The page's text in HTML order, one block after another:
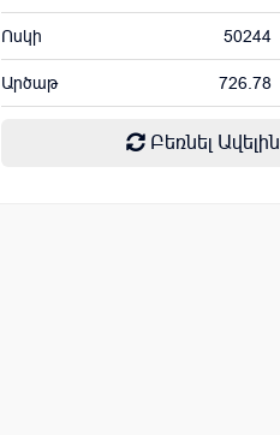
Ոսկի 50244
Արծաթ 726.78
Բեռնել Ավելին